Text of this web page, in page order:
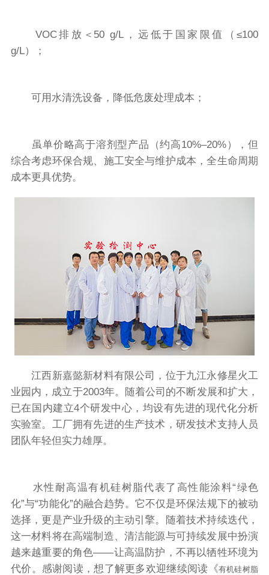
VOC排放＜50 g/L，远低于国家限值（≤100
g/L）；
可用水清洗设备，降低危废处理成本；
虽单价略高于溶剂型产品（约高10%–20%），但
综合考虑环保合规、施工安全与维护成本，全生命周期
成本更具优势。
江西新嘉懿新材料有限公司，位于九江永修星火工
业园内，成立于2003年。随着公司的不断发展和扩大，
已在国内建立4个研发中心，均设有先进的现代化分析
实验室。工厂拥有先进的生产技术，研发技术支持人员
团队年轻但实力雄厚。
水性耐高温有机硅树脂代表了高性能涂料“绿色
化”与“功能化”的融合趋势。它不仅是环保法规下的被动
选择，更是产业升级的主动引擎。随着技术持续迭代，
这一材料将在高端制造、清洁能源与可持续发展中扮演
越来越重要的角色——让高温防护，不再以牺牲环境为
代价。感谢阅读，想了解更多欢迎继续阅读《有机硅树脂